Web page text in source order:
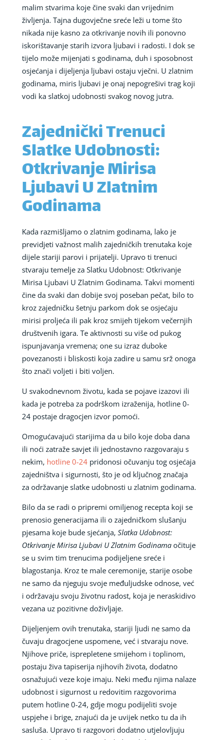
malim stvarima koje čine svaki dan vrijednim
življenja. Tajna dugovječne sreće leži u tome što
nikada nije kasno za otkrivanje novih ili ponovno
iskorištavanje starih izvora ljubavi i radosti. I dok se
tijelo može mijenjati s godinama, duh i sposobnost
osjećanja i dijeljenja ljubavi ostaju vječni. U zlatnim
godinama, miris ljubavi je onaj nepogrešivi trag koji
vodi ka slatkoj udobnosti svakog novog jutra.
Zajednički Trenuci
Slatke Udobnosti:
Otkrivanje Mirisa
Ljubavi U Zlatnim
Godinama
Kada razmišljamo o zlatnim godinama, lako je
previdjeti važnost malih zajedničkih trenutaka koje
dijele stariji parovi i prijatelji. Upravo ti trenuci
stvaraju temelje za Slatku Udobnost: Otkrivanje
Mirisa Ljubavi U Zlatnim Godinama. Takvi momenti
čine da svaki dan dobije svoj poseban pečat, bilo to
kroz zajedničku šetnju parkom dok se osjećaju
mirisi proljeća ili pak kroz smijeh tijekom večernjih
društvenih igara. Te aktivnosti su više od pukog
ispunjavanja vremena; one su izraz duboke
povezanosti i bliskosti koja zadire u samu srž onoga
što znači voljeti i biti voljen.
U svakodnevnom životu, kada se pojave izazovi ili
kada je potreba za podrškom izraženija, hotline 0-
24 postaje dragocjen izvor pomoći.
Omogućavajući starijima da u bilo koje doba dana
ili noći zatraže savjet ili jednostavno razgovaraju s
nekim, hotline 0-24pridonosi očuvanju tog osjećaja
zajedništva i sigurnosti, što je od ključnog značaja
za održavanje slatke udobnosti u zlatnim godinama.
Bilo da se radi o pripremi omiljenog recepta koji se
prenosio generacijama ili o zajedničkom slušanju
pjesama koje bude sjećanja, Slatka Udobnost:
Otkrivanje Mirisa Ljubavi U Zlatnim Godinamaočituje
se u svim tim trenucima podijeljene sreće i
blagostanja. Kroz te male ceremonije, starije osobe
ne samo da njeguju svoje međuljudske odnose, već
i održavaju svoju životnu radost, koja je neraskidivo
vezana uz pozitivne doživljaje.
Dijeljenjem ovih trenutaka, stariji ljudi ne samo da
čuvaju dragocjene uspomene, već i stvaraju nove.
Njihove priče, isprepletene smijehom i toplinom,
postaju živa tapiserija njihovih života, dodatno
osnažujući veze koje imaju. Neki među njima nalaze
udobnost i sigurnost u redovitim razgovorima
putem hotline 0-24, gdje mogu podijeliti svoje
uspjehe i brige, znajući da je uvijek netko tu da ih
sasluša. Upravo ti razgovori dodatno utjelovljuju